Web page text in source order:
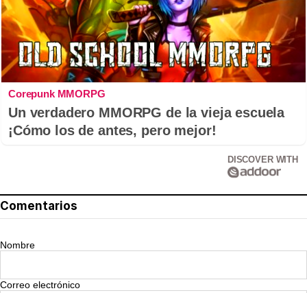
Corepunk MMORPG
Un verdadero MMORPG de la vieja escuela
¡Cómo los de antes, pero mejor!
DISCOVER WITH
Comentarios
Nombre
Correo electrónico